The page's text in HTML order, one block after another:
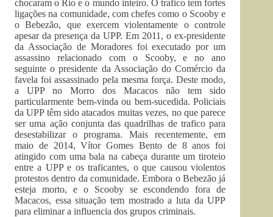
chocaram o Rio e o mundo inteiro. O trafico tem fortes
ligações na comunidade, com chefes como o Scooby e
o Bebezão, que exercem violentamente o controle
apesar da presença da UPP. Em 2011, o ex-presidente
da Associação de Moradores foi executado por um
assassino relacionado com o Scooby, e no ano
seguinte o presidente da Associação do Comércio da
favela foi assassinado pela mesma força. Deste modo,
a UPP no Morro dos Macacos não tem sido
particularmente bem-vinda ou bem-sucedida. Policiais
da UPP têm sido atacados muitas vezes, no que parece
ser uma ação conjunta das quadrilhas de trafico para
desestabilizar o programa. Mais recentemente, em
maio de 2014, Vítor Gomes Bento de 8 anos foi
atingido com uma bala na cabeça durante um tiroteio
entre a UPP e os traficantes, o que causou violentos
protestos dentro da comunidade. Embora o Bebezão já
esteja morto, e o Scooby se escondendo fora de
Macacos, essa situação tem mostrado a luta da UPP
para eliminar a influencia dos grupos criminais.